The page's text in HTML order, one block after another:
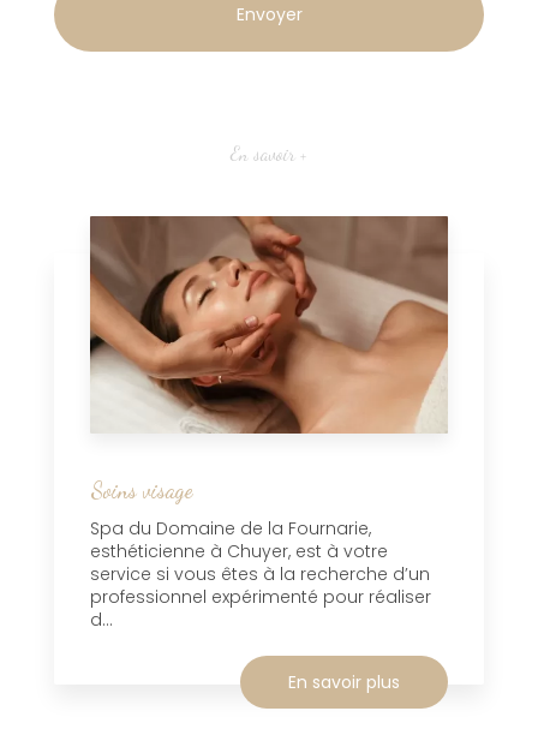
En savoir +
Soins visage
Spa du Domaine de la Fournarie,
esthéticienne à Chuyer, est à votre
service si vous êtes à la recherche d’un
professionnel expérimenté pour réaliser
d...
En savoir plus